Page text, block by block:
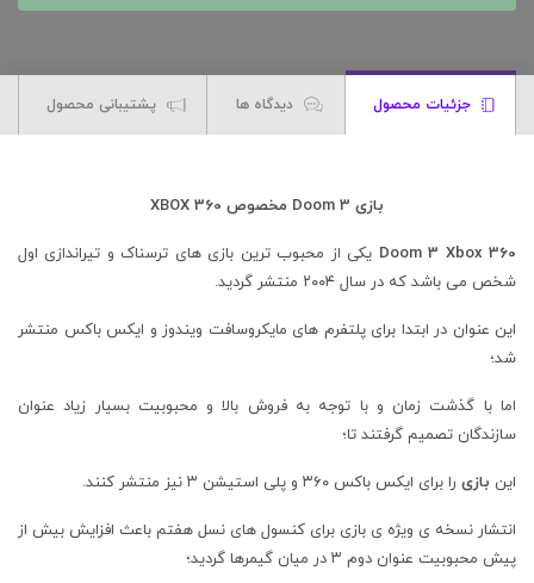
جزئیات محصول دیدگاه ها پشتیبانی محصول
بازی Doom 3 مخصوص XBOX 360
Doom 3 Xbox 360 یکی از محبوب ترین بازی های ترسناک و تیراندازی اول
شخص می باشد که در سال ۲۰۰۴ منتشر گردید.
این عنوان در ابتدا برای پلتفرم های مایکروسافت ویندوز و ایکس باکس منتشر
شد؛
اما با گذشت زمان و با توجه به فروش بالا و محبوبیت بسیار زیاد عنوان
سازندگان تصمیم گرفتند تا؛
این بازی را برای ایکس باکس ۳۶۰ و پلی استیشن ۳ نیز منتشر کنند.
انتشار نسخه ی ویژه ی بازی برای کنسول های نسل هفتم باعث افزایش بیش از
پیش محبوبیت عنوان دوم ۳ در میان گیمرها گردید؛